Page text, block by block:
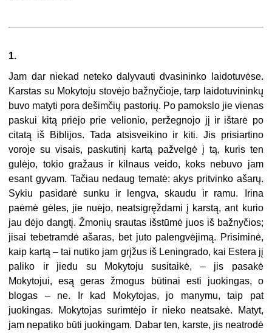
1.
Jam dar niekad neteko dalyvauti dvasininko laidotuvėse.
Karstas su Mokytoju stovėjo bažnyčioje, tarp laidotuvininkų
buvo matyti pora dešimčių pastorių. Po pamokslo jie vienas
paskui kitą priėjo prie velionio, peržegnojo jį ir ištarė po
citatą iš Biblijos. Tada atsisveikino ir kiti. Jis prisiartino
voroje su visais, paskutinį kartą pažvelgė į tą, kuris ten
gulėjo, tokio gražaus ir kilnaus veido, koks nebuvo jam
esant gyvam. Tačiau nedaug tematė: akys pritvinko ašarų.
Sykiu pasidarė sunku ir lengva, skaudu ir ramu. Irina
paėmė gėles, jie nuėjo, neatsigręždami į karstą, ant kurio
jau dėjo dangtį. Žmonių srautas išstūmė juos iš bažnyčios;
jisai tebetramdė ašaras, bet juto palengvėjimą. Prisiminė,
kaip kartą – tai nutiko jam grįžus iš Leningrado, kai Estera jį
paliko ir jiedu su Mokytoju susitaikė, – jis pasakė
Mokytojui, esą geras žmogus būtinai esti juokingas, o
blogas – ne. Ir kad Mokytojas, jo manymu, taip pat
juokingas. Mokytojas surimtėjo ir nieko neatsakė. Matyt,
jam nepatiko būti juokingam. Dabar ten, karste, jis neatrodė